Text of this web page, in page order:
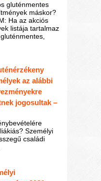
gluténmentes
máskor?
Ha az akciós
listája tartalmaz
az alábbi
jogosultak –
Személyi
családi